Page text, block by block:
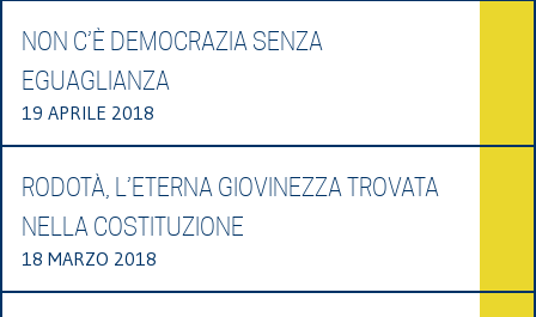
NON C’È DEMOCRAZIA SENZA
EGUAGLIANZA
19 APRILE 2018
RODOTÀ, L’ETERNA GIOVINEZZA TROVATA
NELLA COSTITUZIONE
18 MARZO 2018